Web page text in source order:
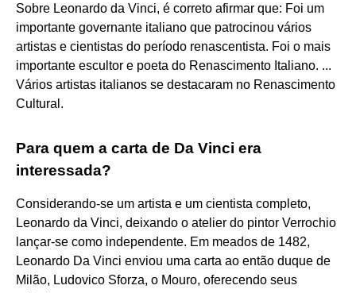
Sobre Leonardo da Vinci, é correto afirmar que: Foi um
importante governante italiano que patrocinou vários
artistas e cientistas do período renascentista. Foi o mais
importante escultor e poeta do Renascimento Italiano. ...
Vários artistas italianos se destacaram no Renascimento
Cultural.
Para quem a carta de Da Vinci era
interessada?
Considerando-se um artista e um cientista completo,
Leonardo da Vinci, deixando o atelier do pintor Verrochio
lançar-se como independente. Em meados de 1482,
Leonardo Da Vinci enviou uma carta ao então duque de
Milão, Ludovico Sforza, o Mouro, oferecendo seus